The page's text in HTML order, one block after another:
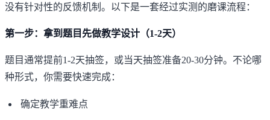
没有针对性的反馈机制。以下是一套经过实测的磨课流程：
第一步：拿到题目先做教学设计（1-2天）
题目通常提前1-2天抽签，或当天抽签准备20-30分钟。不论哪
种形式，你需要快速完成：
确定教学重难点